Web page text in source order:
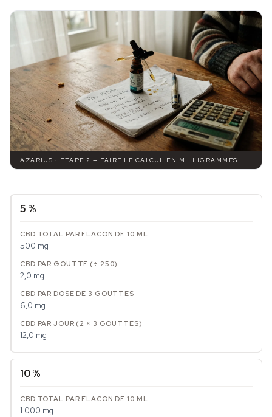
AZARIUS · ÉTAPE 2 — FAIRE LE CALCUL EN MILLIGRAMMES
5 %
500 mg
2,0 mg
6,0 mg
12,0 mg
10 %
1 000 mg